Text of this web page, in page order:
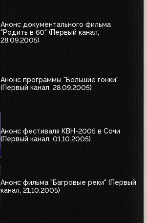
Анонс документального фильма
"Родить в 60" (Первый канал,
28.09.2005)
Анонс программы "Большие гонки"
(Первый канал, 28.09.2005)
Анонс фестиваля КВН-2005 в Сочи
(Первый канал, 01.10.2005)
Анонс фильма "Багровые реки" (Первый
канал, 21.10.2005)